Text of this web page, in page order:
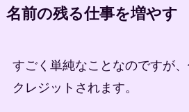
名前の残る仕事を増やす
すごく単純なことなのですが
クレジットされます。